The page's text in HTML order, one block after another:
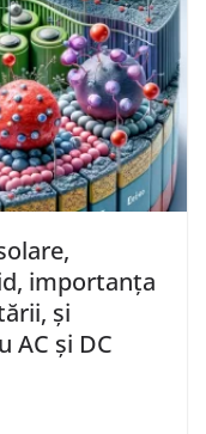
importanța
și
AC și DC